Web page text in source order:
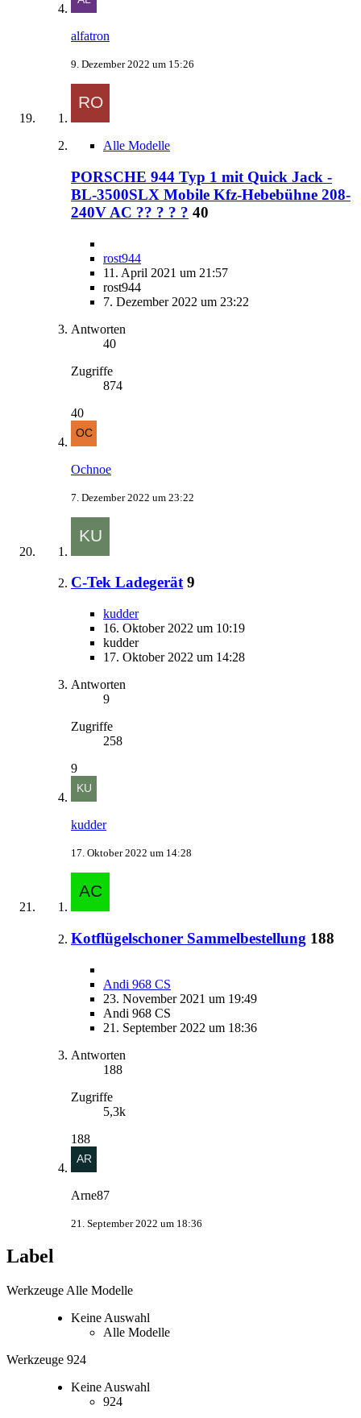
alfatron
9. Dezember 2022 um 15:26
Alle Modelle
PORSCHE 944 Typ 1 mit ​Quick Jack -
BL-3500SLX Mobile Kfz-Hebebühne 208-
240V AC ?? ? ? ? 40
rost944
11. April 2021 um 21:57
rost944
7. Dezember 2022 um 23:22
Antworten
40
Zugriffe
874
40
Ochnoe
7. Dezember 2022 um 23:22
C-Tek Ladegerät 9
kudder
16. Oktober 2022 um 10:19
kudder
17. Oktober 2022 um 14:28
Antworten
9
Zugriffe
258
9
kudder
17. Oktober 2022 um 14:28
Kotflügelschoner Sammelbestellung 188
Andi 968 CS
23. November 2021 um 19:49
Andi 968 CS
21. September 2022 um 18:36
Antworten
188
Zugriffe
5,3k
188
Arne87
21. September 2022 um 18:36
Label
Werkzeuge Alle Modelle
Keine Auswahl
Alle Modelle
Werkzeuge 924
Keine Auswahl
924